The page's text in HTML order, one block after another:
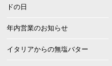
ドの日
年内営業のお知らせ
イタリアからの無塩バター